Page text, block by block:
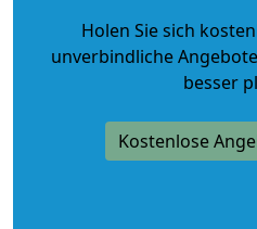
Holen Sie sich
unverbindliche Angebote
besser
Kostenlose